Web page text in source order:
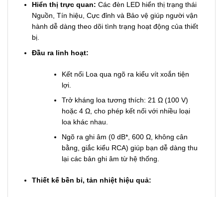
Hiển thị trực quan: Các đèn LED hiển thị trạng thái
Nguồn, Tín hiệu, Cực đỉnh và Bảo vệ giúp người vận
hành dễ dàng theo dõi tình trạng hoạt động của thiết
bị.
Đầu ra linh hoạt:
Kết nối Loa qua ngõ ra kiểu vít xoắn tiện
lợi.
Trở kháng loa tương thích: 21Ω (100 V)
hoặc 4Ω , cho phép kết nối với nhiều loại
loa khác nhau.
Ngõ ra ghi âm (0 dB*, 600Ω, không cân
bằng, giắc kiểu RCA) giúp bạn dễ dàng thu
lại các bản ghi âm từ hệ thống.
Thiết kế bền bỉ, tản nhiệt hiệu quả: